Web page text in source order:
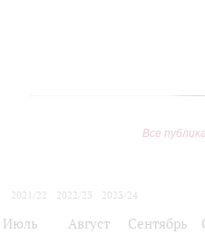
Все
2021/22 2022/23
2023/24
Июль Август Сентябрь